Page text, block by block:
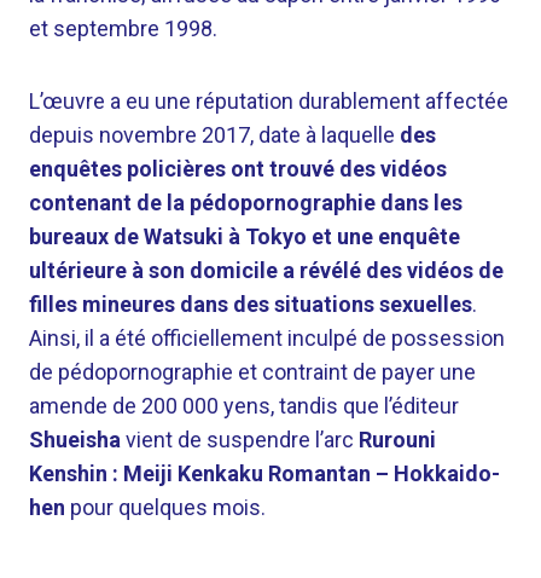
et septembre 1998.
L’œuvre a eu une réputation durablement affectée
depuis novembre 2017, date à laquelle des
enquêtes policières ont trouvé des vidéos
contenant de la pédopornographie dans les
bureaux de Watsuki à Tokyo et une enquête
ultérieure à son domicile a révélé des vidéos de
filles mineures dans des situations sexuelles.
Ainsi, il a été officiellement inculpé de possession
de pédopornographie et contraint de payer une
amende de 200 000 yens, tandis que l’éditeur
Shueisha vient de suspendre l’arc Rurouni
Kenshin : Meiji Kenkaku Romantan – Hokkaido-
hen pour quelques mois.